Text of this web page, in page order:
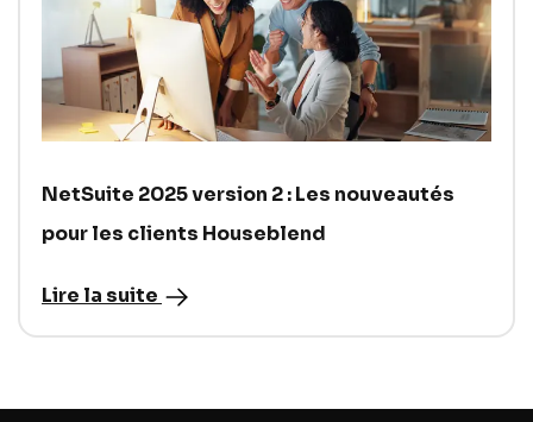
NetSuite 2025 version 2 : Les nouveautés
pour les clients Houseblend
Lire la suite